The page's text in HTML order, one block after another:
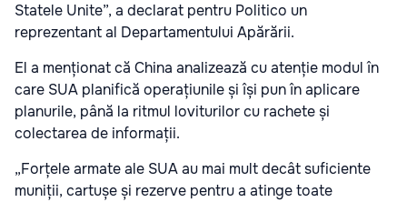
Statele Unite”, a declarat pentru Politico un
reprezentant al Departamentului Apărării.
El a menționat că China analizează cu atenție modul în
care SUA planifică operațiunile și își pun în aplicare
planurile, până la ritmul loviturilor cu rachete și
colectarea de informații.
„Forțele armate ale SUA au mai mult decât suficiente
muniții, cartușe și rezerve pentru a atinge toate